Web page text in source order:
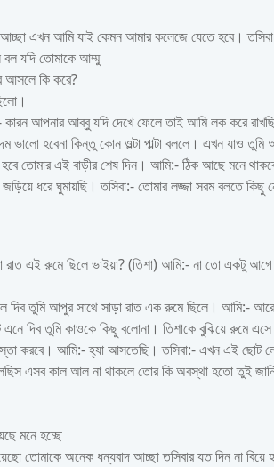
এখন আমি যাই কেমন আমার কলেজে যেতে হবে।
যদি তোমাকে আম্মু
আসলে কি করে?
কারন আপনার আব্বু যদি দেখে ফেলে তাই আমি লক করে
হবেনা কিন্তু কোন ওল্টা পাল্টা বললে। এখন যাও তুমি
তোমার এই বাড়ীর শেষ দিন। আমি:- ঠিক আছে মনে
ধরে ঘুমায়ছি। তসিবা:- তোমার লজ্জা সরম বলতে কিছু
রাত এই রুমে ছিলে ভাইয়া? (তিশা) আমি:- না তো একটু
দিব তুমি আপুর সাথে সাড়া রাত এক রুমে ছিলে। আমি:-
দিব তুমি কাওকে কিছু বলোনা। তিশাকে বুঝিয়ে রুমে
করবে। আমি:- হ্যা আসতেছি। তসিবা:- এখন এই ছোট
এসব কাল আল না থাকলে তোর কি অবস্থা হতো তুই
মনে হচ্ছে
তোমাকে অনেক ধন্যবাদ আচ্ছা তসিবার যত দিন না বিয়ে